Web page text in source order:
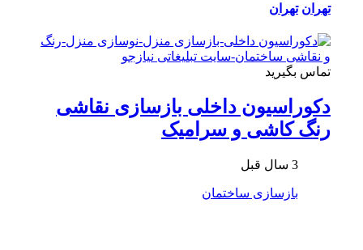
تهران تهران
تماس بگیرید
دکوراسیون داخلی بازسازی نقاشی
رنگ کاشی و سرامیک
3 سال قبل
بازسازی ساختمان